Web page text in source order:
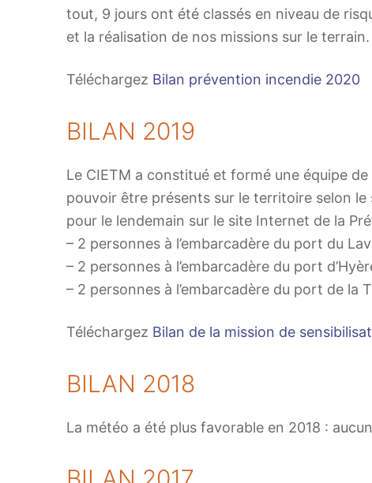
tout, 9 jours ont été classés en niveau de
et la réalisation de nos missions sur le terrain.
Téléchargez Bilan prévention incendie 2020
BILAN 2019
Le CIETM a constitué et formé une équipe
pouvoir être présents sur le territoire selon le
pour le lendemain sur le site Internet de la
– 2 personnes à l’embarcadère du port du
– 2 personnes à l’embarcadère du port
– 2 personnes à l’embarcadère du port de la
Téléchargez Bilan de la mission de
BILAN 2018
La météo a été plus favorable en 2018 :